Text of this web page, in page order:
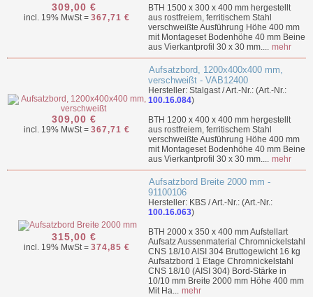
309,00 €
incl. 19% MwSt = 367,71 €
BTH 1500 x 300 x 400 mm hergestellt
aus rostfreiem, ferritischem Stahl
verschweißte Ausführung Höhe 400 mm
mit Montageset Bodenhöhe 40 mm Beine
aus Vierkantprofil 30 x 30 mm.... mehr
309,00 €
incl. 19% MwSt = 367,71 €
Aufsatzbord, 1200x400x400 mm,
verschweißt - VAB12400
Hersteller: Stalgast / Art.-Nr.: (Art.-Nr.:
100.16.084)
BTH 1200 x 400 x 400 mm hergestellt
aus rostfreiem, ferritischem Stahl
verschweißte Ausführung Höhe 400 mm
mit Montageset Bodenhöhe 40 mm Beine
aus Vierkantprofil 30 x 30 mm.... mehr
315,00 €
incl. 19% MwSt = 374,85 €
Aufsatzbord Breite 2000 mm -
91100106
Hersteller: KBS / Art.-Nr.: (Art.-Nr.:
100.16.063)
BTH 2000 x 350 x 400 mm Aufstellart
Aufsatz Aussenmaterial Chromnickelstahl
CNS 18/10 AISI 304 Bruttogewicht 16 kg
Aufsatzbord 1 Etage Chromnickelstahl
CNS 18/10 (AISI 304) Bord-Stärke in
10/10 mm Breite 2000 mm Höhe 400 mm
Mit Ha... mehr